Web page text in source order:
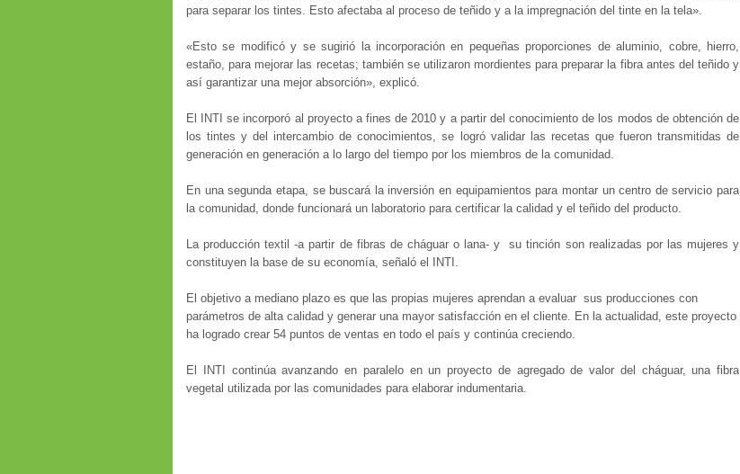
para separar los tintes. Esto afectaba al proceso de teñido y a la impregnación del tinte en la tela».
«Esto se modificó y se sugirió la incorporación en pequeñas proporciones de aluminio, cobre, hierro,
estaño, para mejorar las recetas; también se utilizaron mordientes para preparar la fibra antes del teñido y
así garantizar una mejor absorción», explicó.
El INTI se incorporó al proyecto a fines de 2010 y a partir del conocimiento de los modos de obtención de
los tintes y del intercambio de conocimientos, se logró validar las recetas que fueron transmitidas de
generación en generación a lo largo del tiempo por los miembros de la comunidad.
En una segunda etapa, se buscará la inversión en equipamientos para montar un centro de servicio para
la comunidad, donde funcionará un laboratorio para certificar la calidad y el teñido del producto.
La producción textil -a partir de fibras de cháguar o lana- y su tinción son realizadas por las mujeres y
constituyen la base de su economía, señaló el INTI.
El objetivo a mediano plazo es que las propias mujeres aprendan a evaluar sus producciones con
parámetros de alta calidad y generar una mayor satisfacción en el cliente. En la actualidad, este proyecto
ha logrado crear 54 puntos de ventas en todo el país y continúa creciendo.
El INTI continúa avanzando en paralelo en un proyecto de agregado de valor del cháguar, una fibra
vegetal utilizada por las comunidades para elaborar indumentaria.